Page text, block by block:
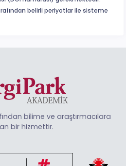
belirli periyotlar ile sisteme
bilime ve araştırmacılara
bir hizmettir.